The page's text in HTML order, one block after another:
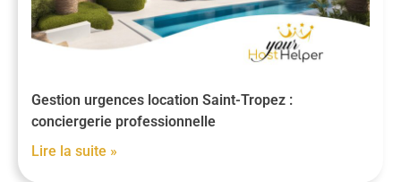
Gestion urgences location Saint-Tropez :
conciergerie professionnelle
Lire la suite »